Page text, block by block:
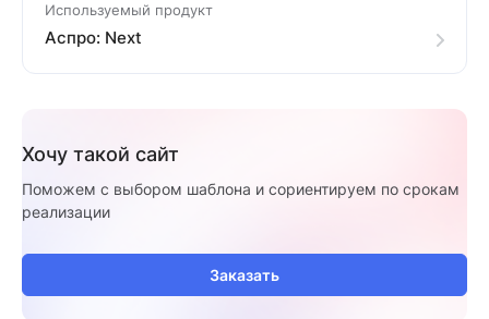
Используемый продукт
Аспро: Next
Хочу такой сайт
Поможем с выбором шаблона и сориентируем по срокам
реализации
Заказать